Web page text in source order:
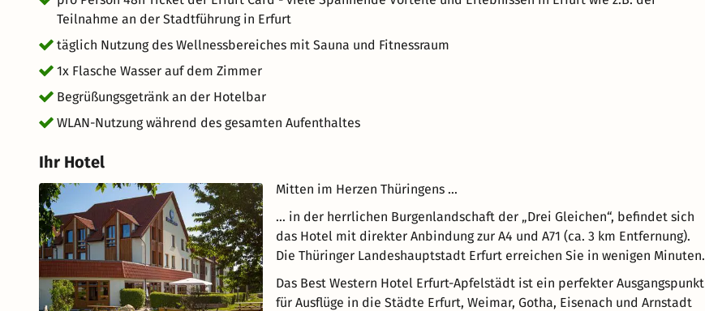
Teilnahme an der Stadtführung in Erfurt
täglich Nutzung des Wellnessbereiches mit Sauna und Fitnessraum
1x Flasche Wasser auf dem Zimmer
Begrüßungsgetränk an der Hotelbar
WLAN-Nutzung während des gesamten Aufenthaltes
Ihr Hotel
Mitten im Herzen Thüringens …
… in der herrlichen Burgenlandschaft der „Drei Gleichen“, befindet sich
das Hotel mit direkter Anbindung zur A4 und A71 (ca. 3 km Entfernung).
Die Thüringer Landeshauptstadt Erfurt erreichen Sie in wenigen Minuten.
Das Best Western Hotel Erfurt-Apfelstädt ist ein perfekter Ausgangspunkt
für Ausflüge in die Städte Erfurt, Weimar, Gotha, Eisenach und Arnstadt